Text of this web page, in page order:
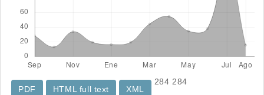
284
PDF
284
HTML full text
XML